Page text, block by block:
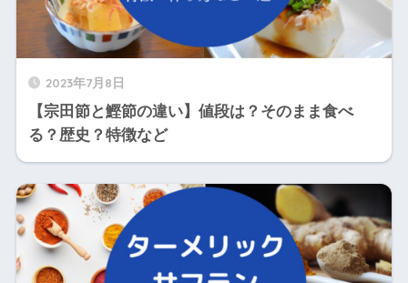
2023年7月8日
【宗田節と鰹節の違い】値段は？そのまま食べ
る？歴史？特徴など